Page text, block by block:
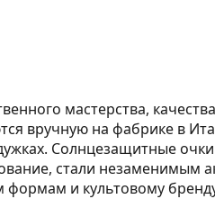
мастерства,
вручную на фабрике в
Солнцезащитные
стали незаменимым
формам и культовому